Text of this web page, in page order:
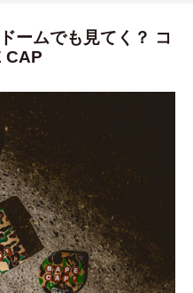
ームでも見てく？ コ
CAP